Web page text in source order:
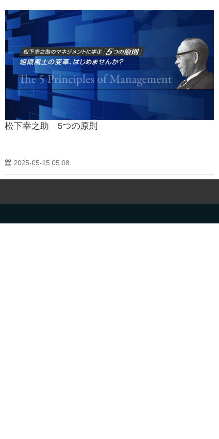
松下幸之助 5つの原則
2025-05-15 05:08